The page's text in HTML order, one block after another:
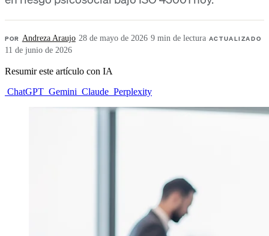
POR Andreza Araujo·28 de mayo de 2026·9 min de lectura·ACTUALIZADO
11 de junio de 2026
Resumir este artículo con IA
ChatGPT Gemini Claude Perplexity